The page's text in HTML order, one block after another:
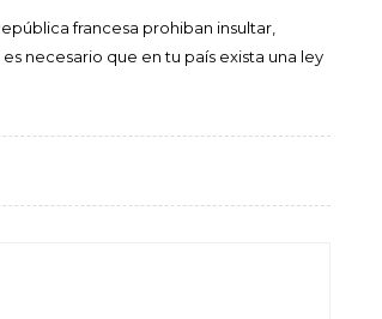
francesa prohiban insultar,
necesario que en tu país exista una ley